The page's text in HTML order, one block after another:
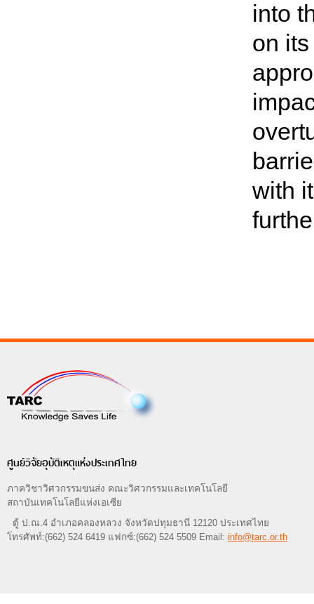
into
on
with
ศูนย์วิจัยอุบัติเหตุแห่งประเทศไทย
ภาควิชาวิศวกรรมขนส่ง คณะวิศวกรรมและเทคโนโลยี
สถาบันเทคโนโลยีแห่งเอเซีย
ตู้ ป.ณ.4 อำเภอคลองหลวง จังหวัดปทุมธานี 12120 ประเทศไทย
โทรศัพท์:(662) 524 6419 แฟกซ์:(662) 524 5509 Email: info@tarc.or.th